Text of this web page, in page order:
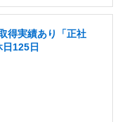
得実績あり「正社
125日